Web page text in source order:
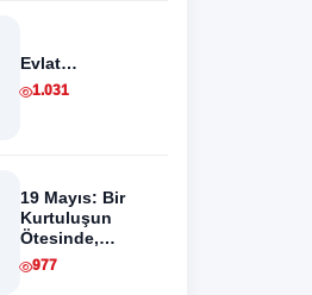
Evlat…
1.031
19 Mayıs: Bir
Kurtuluşun
Ötesinde,
Anadolu
Aydınlanmasının
977